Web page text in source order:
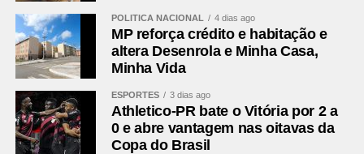
POLÍTICA NACIONAL 4 dias ago
MP reforça crédito e habitação e
altera Desenrola e Minha Casa,
Minha Vida
ESPORTES 3 dias ago
Athletico-PR bate o Vitória por 2 a
0 e abre vantagem nas oitavas da
Copa do Brasil